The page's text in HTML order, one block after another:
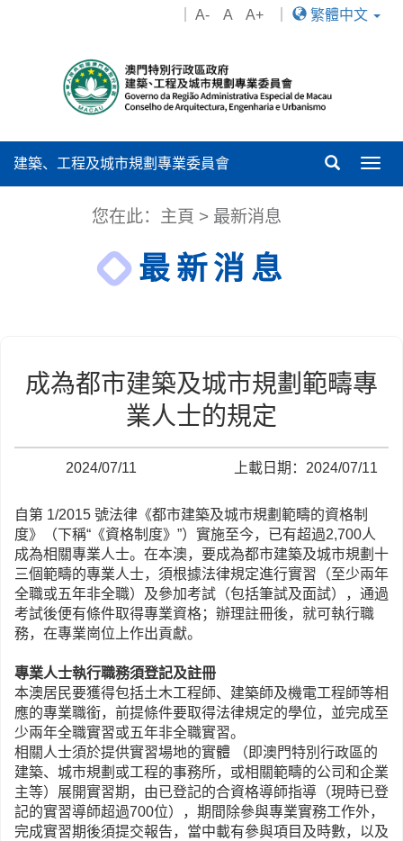
A- A A+ 繁體中文
建築、工程及城市規劃專業委員會
您在此： 主頁 > 最新消息
最新消息
成為都市建築及城市規劃範疇專
業人士的規定
2024/07/11 上載日期：2024/07/11
自第 1/2015 號法律《都市建築及城市規劃範疇的資格制
度》（下稱“《資格制度》”）實施至今，已有超過2,700人
成為相關專業人士。在本澳，要成為都市建築及城市規劃十
三個範疇的專業人士，須根據法律規定進行實習（至少兩年
全職或五年非全職）及參加考試（包括筆試及面試），通過
考試後便有條件取得專業資格；辦理註冊後，就可執行職
務，在專業崗位上作出貢獻。
專業人士執行職務須登記及註冊
本澳居民要獲得包括土木工程師、建築師及機電工程師等相
應的專業職銜，前提條件要取得法律規定的學位，並完成至
少兩年全職實習或五年非全職實習。
相關人士須於提供實習場地的實體 （即澳門特別行政區的
建築、城市規劃或工程的事務所，或相關範疇的公司和企業
主等）展開實習期，由已登記的合資格導師指導（現時已登
記的實習導師超過700位），期間除參與專業實務工作外，
完成實習期後須提交報告，當中載有參與項目及時數，以及